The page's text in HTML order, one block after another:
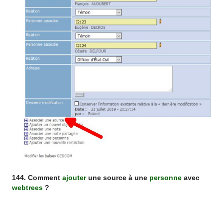
144. Commentajouterune source à une personne avec
webtrees ?